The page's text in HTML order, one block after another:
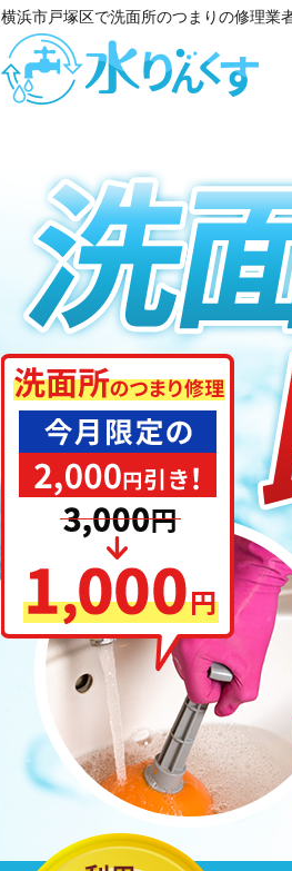
横浜市戸塚区で洗面所のつまりの修理業